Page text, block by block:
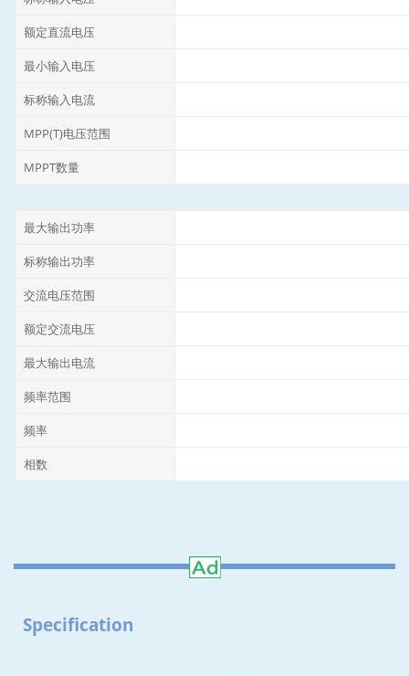
额定直流电压
最小输入电压
标称输入电流
MPP(T)电压范围
MPPT数量
最大输出功率
标称输出功率
交流电压范围
额定交流电压
最大输出电流
频率范围
频率
相数
Specification